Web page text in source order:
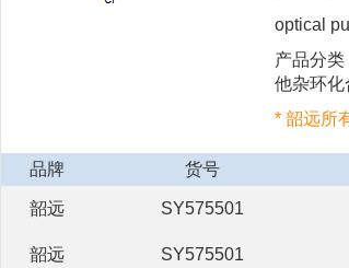
optical
产品分
他杂环化
* 韶远所
品牌 货号
韶远 SY575501
韶远 SY575501